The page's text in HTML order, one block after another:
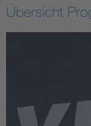
Übersicht